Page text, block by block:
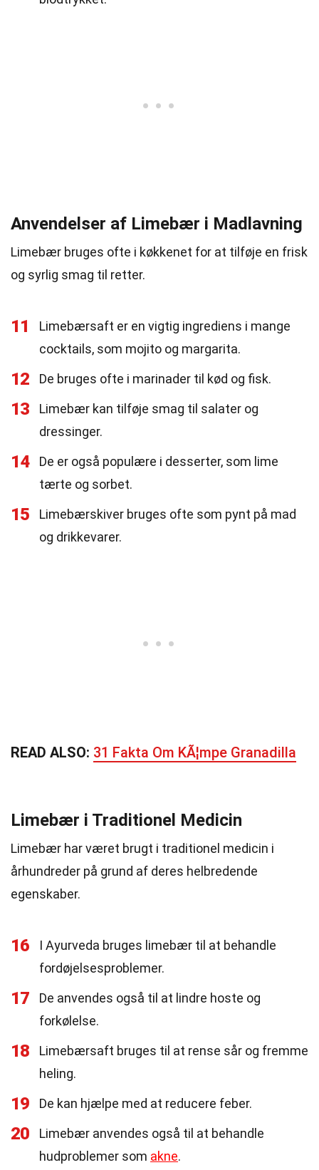
Anvendelser af Limebær i Madlavning
Limebær bruges ofte i køkkenet for at tilføje en frisk
og syrlig smag til retter.
11
Limebærsaft er en vigtig ingrediens i mange
cocktails, som mojito og margarita.
12 De bruges ofte i marinader til kød og fisk.
13
Limebær kan tilføje smag til salater og
dressinger.
14
De er også populære i desserter, som lime
tærte og sorbet.
15
Limebærskiver bruges ofte som pynt på mad
og drikkevarer.
READ ALSO: 31 Fakta Om KÃ¦mpe Granadilla
Limebær i Traditionel Medicin
Limebær har været brugt i traditionel medicin i
århundreder på grund af deres helbredende
egenskaber.
16
I Ayurveda bruges limebær til at behandle
fordøjelsesproblemer.
17
De anvendes også til at lindre hoste og
forkølelse.
18
Limebærsaft bruges til at rense sår og fremme
heling.
19 De kan hjælpe med at reducere feber.
20
Limebær anvendes også til at behandle
hudproblemer som akne.